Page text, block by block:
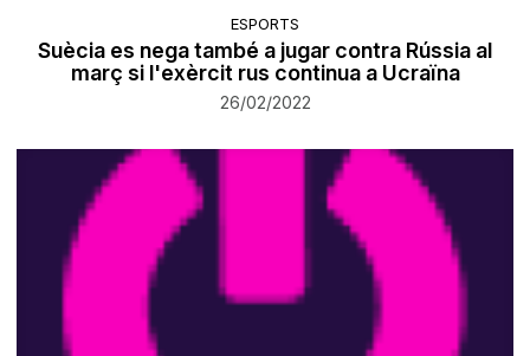
ESPORTS
Suècia es nega també a jugar contra Rússia al
març si l'exèrcit rus continua a Ucraïna
26/02/2022